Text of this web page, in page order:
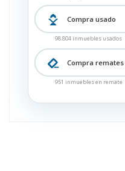
Compra usado
98.804 inmuebles usados
Compra remates
951 inmuebles en remate